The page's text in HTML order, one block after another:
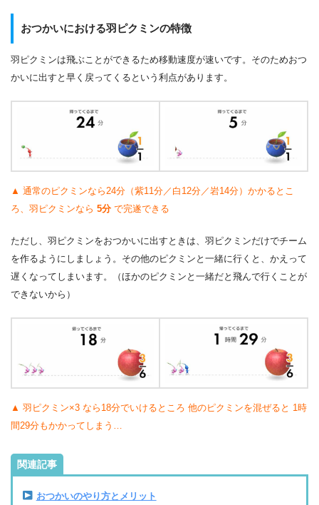
おつかいにおける羽ピクミンの特徴
羽ピクミンは飛ぶことができるため移動速度が速いです。そのためおつ
かいに出すと早く戻ってくるという利点があります。
▲ 通常のピクミンなら24分（紫11分／白12分／岩14分）かかるとこ
ろ、羽ピクミンなら 5分 で完遂できる
ただし、羽ピクミンをおつかいに出すときは、羽ピクミンだけでチーム
を作るようにしましょう。その他のピクミンと一緒に行くと、かえって
遅くなってしまいます。（ほかのピクミンと一緒だと飛んで行くことが
できないから）
▲ 羽ピクミン×3 なら18分でいけるところ 他のピクミンを混ぜると 1時
間29分もかかってしまう…
関連記事
おつかいのやり方とメリット